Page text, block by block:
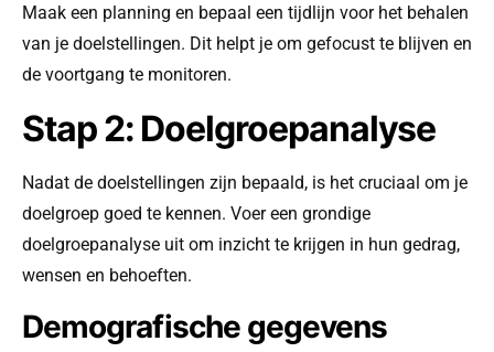
Maak een planning en bepaal een tijdlijn voor het behalen
van je doelstellingen. Dit helpt je om gefocust te blijven en
de voortgang te monitoren.
Stap 2: Doelgroepanalyse
Nadat de doelstellingen zijn bepaald, is het cruciaal om je
doelgroep goed te kennen. Voer een grondige
doelgroepanalyse uit om inzicht te krijgen in hun gedrag,
wensen en behoeften.
Demografische gegevens